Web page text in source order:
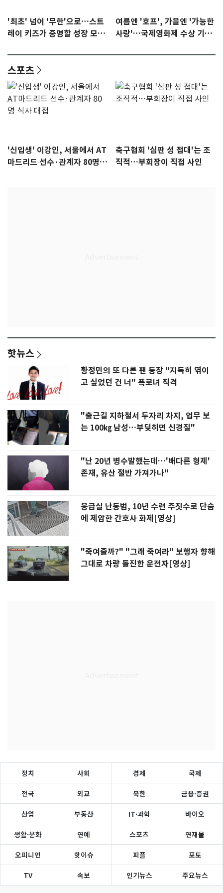
'최초' 넘어 '무한'으로…스트
레이 키즈가 증명할 성장 모멘
여름엔 '호프', 가을엔 '가능한
사랑'…국제영화제 수상 기대
스포츠
'신입생' 이강인, 서울에서 AT
마드리드 선수·관계자 80명
축구협회 '심판 성 접대'는 조
직적…부회장이 직접 사인
핫뉴스
황정민의 또 다른 팬 등장 "지독히 엮이
고 싶었던 건 너" 폭로녀 직격
"출근길 지하철서 두자리 차지, 업무 보
는 100㎏ 남성…부딪히면 신경질"
"난 20년 병수발했는데…'배다른 형제'
존재, 유산 절반 가져가나"
응급실 난동범, 10년 수련 주짓수로 단숨
에 제압한 간호사 화제[영상]
"죽여줄까?" "그래 죽여라" 보행자 향해
그대로 차량 돌진한 운전자[영상]
정치 사회 경제 국제
전국 외교 북한 금융·증권
산업 부동산 IT·과학 바이오
생활·문화 연예 스포츠 연재물
오피니언 핫이슈 피플 포토
TV 속보 인기뉴스 주요뉴스